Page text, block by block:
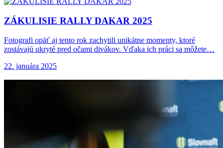
ZÁKULISIE RALLY DAKAR 2025
Fotografi opäť aj tento rok zachytili unikátne momenty, ktoré
zostávajú ukryté pred očami divákov. Vďaka ich práci sa môžete…
22. januára 2025